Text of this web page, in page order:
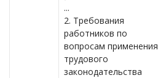
...
2. Требования
работников по
вопросам применения
трудового
законодательства